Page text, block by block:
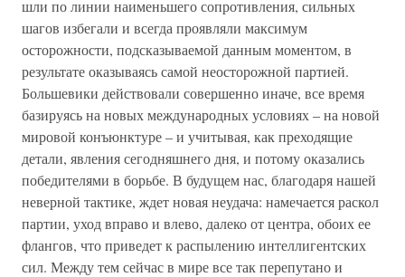
шли по линии наименьшего сопротивления, сильных
шагов избегали и всегда проявляли максимум
осторожности, подсказываемой данным моментом, в
результате оказываясь самой неосторожной партией.
Большевики действовали совершенно иначе, все время
базируясь на новых международных условиях – на новой
мировой конъюнктуре – и учитывая, как преходящие
детали, явления сегодняшнего дня, и потому оказались
победителями в борьбе. В будущем нас, благодаря нашей
неверной тактике, ждет новая неудача: намечается раскол
партии, уход вправо и влево, далеко от центра, обоих ее
флангов, что приведет к распылению интеллигентских
сил. Между тем сейчас в мире все так перепутано и